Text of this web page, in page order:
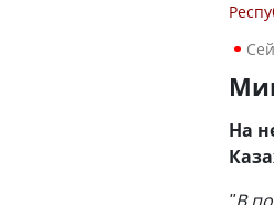
На